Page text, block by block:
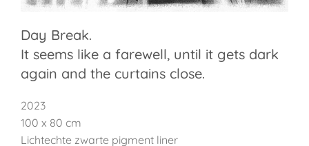
Day Break.
It seems like a farewell, until it gets dark
again and the curtains close.
2023
100 x 80 cm
Lichtechte zwarte pigment liner